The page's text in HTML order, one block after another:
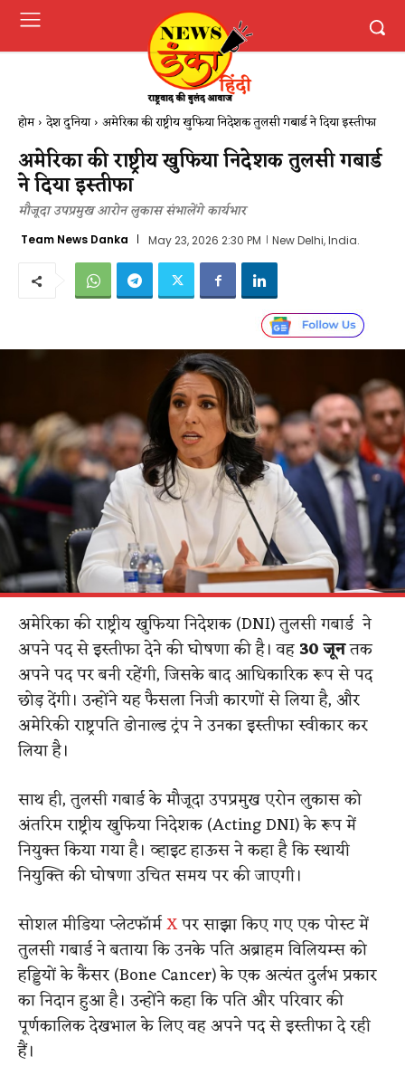
होम देश दुनिया अमेरिका की राष्ट्रीय खुफिया निदेशक तुलसी गबार्ड ने दिया इस्तीफा
अमेरिका की राष्ट्रीय खुफिया निदेशक तुलसी गबार्ड
ने दिया इस्तीफा
मौजूदा उपप्रमुख आरोन लुकास संभालेंगे कार्यभार
Team News Danka May 23, 2026 2:30 PM New Delhi, India.
अमेरिका की राष्ट्रीय खुफिया निदेशक (DNI) तुलसी गबार्ड ने
अपने पद से इस्तीफा देने की घोषणा की है। वह30 जूनतक
अपने पद पर बनी रहेंगी, जिसके बाद आधिकारिक रूप से पद
छोड़ देंगी। उन्होंने यह फैसला निजी कारणों से लिया है, और
अमेरिकी राष्ट्रपति डोनाल्ड ट्रंप ने उनका इस्तीफा स्वीकार कर
लिया है।
साथ ही, तुलसी गबार्ड के मौजूदा उपप्रमुख एरोन लुकास को
अंतरिम राष्ट्रीय खुफिया निदेशक (Acting DNI) के रूप में
नियुक्त किया गया है। व्हाइट हाऊस ने कहा है कि स्थायी
नियुक्ति की घोषणा उचित समय पर की जाएगी।
सोशल मीडिया प्लेटफॉर्मXपर साझा किए गए एक पोस्ट में
तुलसी गबार्ड ने बताया कि उनके पति अब्राहम विलियम्स को
हड्डियों के कैंसर (Bone Cancer) के एक अत्यंत दुर्लभ प्रकार
का निदान हुआ है। उन्होंने कहा कि पति और परिवार की
पूर्णकालिक देखभाल के लिए वह अपने पद से इस्तीफा दे रही
हैं।